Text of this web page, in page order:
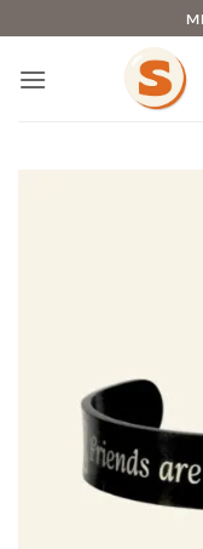
naar
inhoud